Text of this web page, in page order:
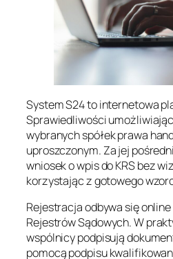
System S24 to internetowa
Sprawiedliwości
wybranych spółek prawa
uproszczonym. Za jej
wniosek o wpis do KRS bez
korzystając z gotowego
Rejestracja odbywa się
Rejestrów Sądowych. W
wspólnicy podpisują
pomocą podpisu